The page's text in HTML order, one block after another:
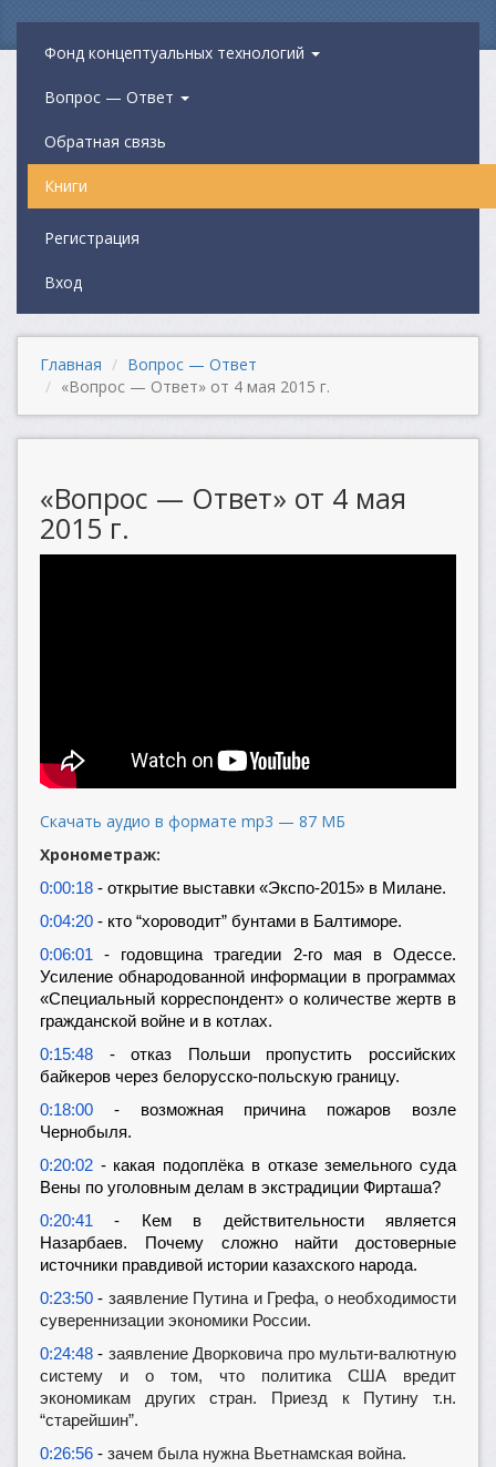
Фонд концептуальных технологий
Вопрос — Ответ
Обратная связь
Книги
Регистрация
Вход
Главная
Вопрос — Ответ
«Вопрос — Ответ» от 4 мая 2015 г.
«Вопрос — Ответ» от 4 мая
2015 г.
Скачать аудио в формате mp3 — 87 МБ
Хронометраж:
0:00:18 - открытие выставки «Экспо-2015» в Милане.
0:04:20 - кто “хороводит” бунтами в Балтиморе.
0:06:01 - годовщина трагедии 2-го мая в Одессе.
Усиление обнародованной информации в программах
«Специальный корреспондент» о количестве жертв в
гражданской войне и в котлах.
0:15:48 - отказ Польши пропустить российских
байкеров через белорусско-польскую границу.
0:18:00 - возможная причина пожаров возле
Чернобыля.
0:20:02 - какая подоплёка в отказе земельного суда
Вены по уголовным делам в экстрадиции Фирташа?
0:20:41 - Кем в действительности является
Назарбаев. Почему сложно найти достоверные
источники правдивой истории казахского народа.
0:23:50 - заявление Путина и Грефа, о необходимости
сувереннизации экономики России.
0:24:48 - заявление Дворковича про мульти-валютную
систему и о том, что политика США вредит
экономикам других стран. Приезд к Путину т.н.
“старейшин”.
0:26:56 - зачем была нужна Вьетнамская война.